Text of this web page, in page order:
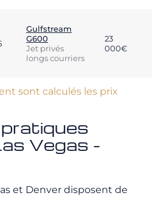
Gulfstream
G600
Jet privés
longs courriers
23
000€
sont calculés les prix
Vegas -
et Denver disposent de